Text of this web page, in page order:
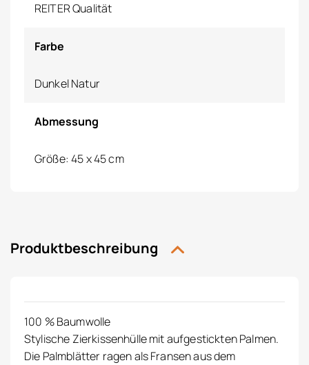
REITER Qualität
Farbe
Dunkel Natur
Abmessung
Größe: 45 x 45 cm
Produktbeschreibung
100 % Baumwolle
Stylische Zierkissenhülle mit aufgestickten Palmen.
Die Palmblätter ragen als Fransen aus dem